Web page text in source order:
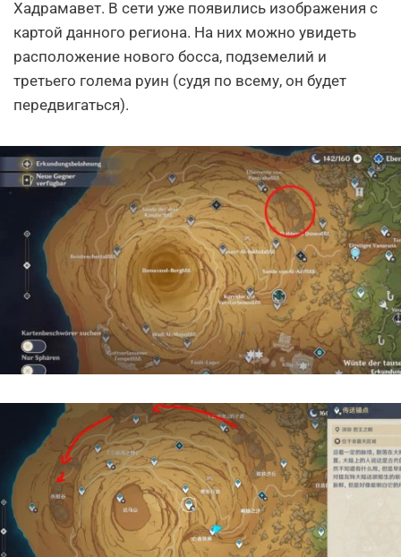
Хадрамавет. В сети уже появились изображения с
картой данного региона. На них можно увидеть
расположение нового босса, подземелий и
третьего голема руин (судя по всему, он будет
передвигаться).